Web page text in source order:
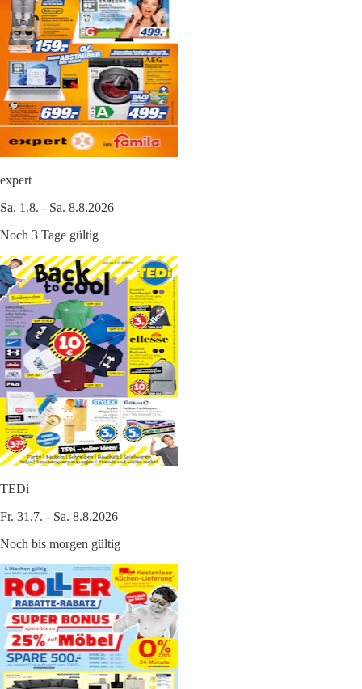
expert
Sa. 1.8. - Sa. 8.8.2026
Noch 3 Tage gültig
TEDi
Fr. 31.7. - Sa. 8.8.2026
Noch bis morgen gültig